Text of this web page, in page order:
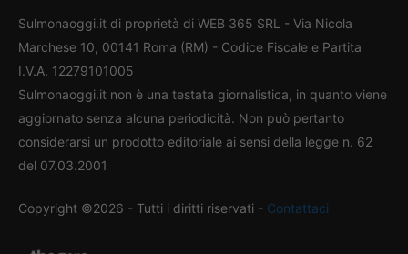
Sulmonaoggi.it di proprietà di WEB 365 SRL - Via Nicola
Marchese 10, 00141 Roma (RM) - Codice Fiscale e Partita
I.V.A. 12279101005
Sulmonaoggi.it non è una testata giornalistica, in quanto viene
aggiornato senza alcuna periodicità. Non può pertanto
considerarsi un prodotto editoriale ai sensi della legge n. 62
del 07.03.2001
Copyright ©2026 - Tutti i diritti riservati - Contattaci